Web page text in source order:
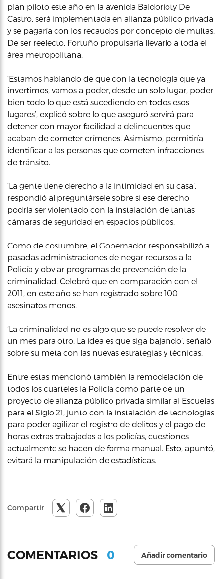
plan piloto este año en la avenida Baldorioty De
Castro, será implementada en alianza público privada
y se pagaría con los recaudos por concepto de multas.
De ser reelecto, Fortuño propulsaría llevarlo a toda el
área metropolitana.
‘Estamos hablando de que con la tecnología que ya
invertimos, vamos a poder, desde un solo lugar, poder
bien todo lo que está sucediendo en todos esos
lugares’, explicó sobre lo que aseguró servirá para
detener con mayor facilidad a delincuentes que
acaban de cometer crímenes. Asimismo, permitiría
identificar a las personas que cometen infracciones
de tránsito.
‘La gente tiene derecho a la intimidad en su casa’,
respondió al preguntársele sobre si ese derecho
podría ser violentado con la instalación de tantas
cámaras de seguridad en espacios públicos.
Como de costumbre, el Gobernador responsabilizó a
pasadas administraciones de negar recursos a la
Policía y obviar programas de prevención de la
criminalidad. Celebró que en comparación con el
2011, en este año se han registrado sobre 100
asesinatos menos.
‘La criminalidad no es algo que se puede resolver de
un mes para otro. La idea es que siga bajando’, señaló
sobre su meta con las nuevas estrategias y técnicas.
Entre estas mencionó también la remodelación de
todos los cuarteles la Policía como parte de un
proyecto de alianza público privada similar al Escuelas
para el Siglo 21, junto con la instalación de tecnologías
para poder agilizar el registro de delitos y el pago de
horas extras trabajadas a los policías, cuestiones
actualmente se hacen de forma manual. Esto, apuntó,
evitará la manipulación de estadísticas.
Compartir
COMENTARIOS 0 Añadir comentario